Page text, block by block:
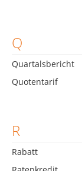
Q
Quartalsbericht
Quotentarif
R
Rabatt